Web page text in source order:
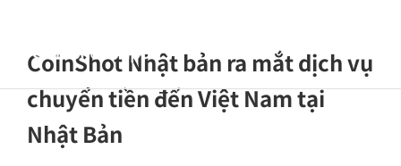
content
Toggle
Trang chủ
CoinShot Nhật bản ra mắt dịch vụ
chuyển tiền đến Việt Nam tại
Nhật Bản